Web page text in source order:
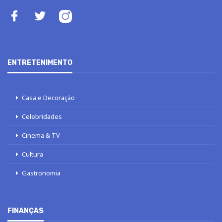
ENTRETENIMENTO
Casa e Decoração
Celebridades
Cinema & TV
Cultura
Gastronomia
FINANÇAS